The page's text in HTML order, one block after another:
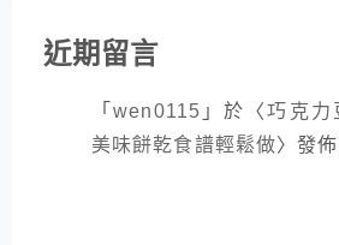
近期留言
「wen0115 」於〈巧克力
美味餅乾食譜輕鬆做〉發